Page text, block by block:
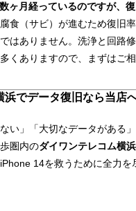
ヶ月経っているのですが、
食（サビ）が進むため復旧率
はありません。洗浄と回路
くありますので、まずはご相
浜でデータ復旧なら当店
ない」「大切なデータがある
圏内のダイワンテレコム横
14を救うために全力を